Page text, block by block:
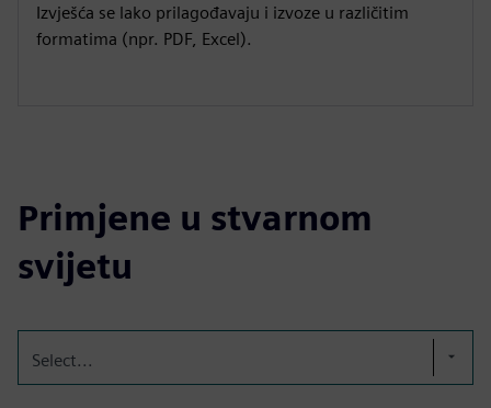
Izvješća se lako prilagođavaju i izvoze u različitim
formatima (npr. PDF, Excel).
Primjene u stvarnom
svijetu
Select...